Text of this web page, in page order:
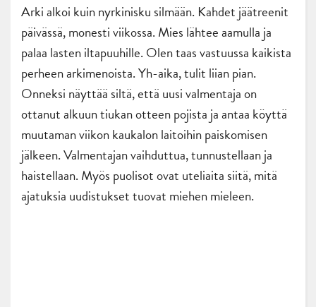
Arki alkoi kuin nyrkinisku silmään. Kahdet jäätreenit
päivässä, monesti viikossa. Mies lähtee aamulla ja
palaa lasten iltapuuhille. Olen taas vastuussa kaikista
perheen arkimenoista. Yh-aika, tulit liian pian.
Onneksi näyttää siltä, että uusi valmentaja on
ottanut alkuun tiukan otteen pojista ja antaa köyttä
muutaman viikon kaukalon laitoihin paiskomisen
jälkeen. Valmentajan vaihduttua, tunnustellaan ja
haistellaan. Myös puolisot ovat uteliaita siitä, mitä
ajatuksia uudistukset tuovat miehen mieleen.